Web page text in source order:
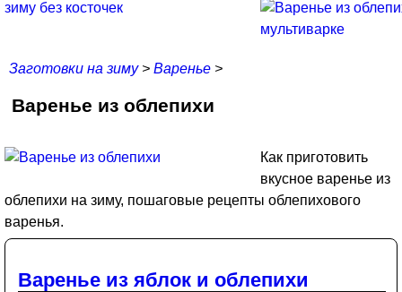
Заготовки на зиму> Варенье >
Варенье из облепихи
Как приготовить
вкусное варенье из
облепихи на зиму, пошаговые рецепты облепихового
варенья.
Варенье из яблок и облепихи